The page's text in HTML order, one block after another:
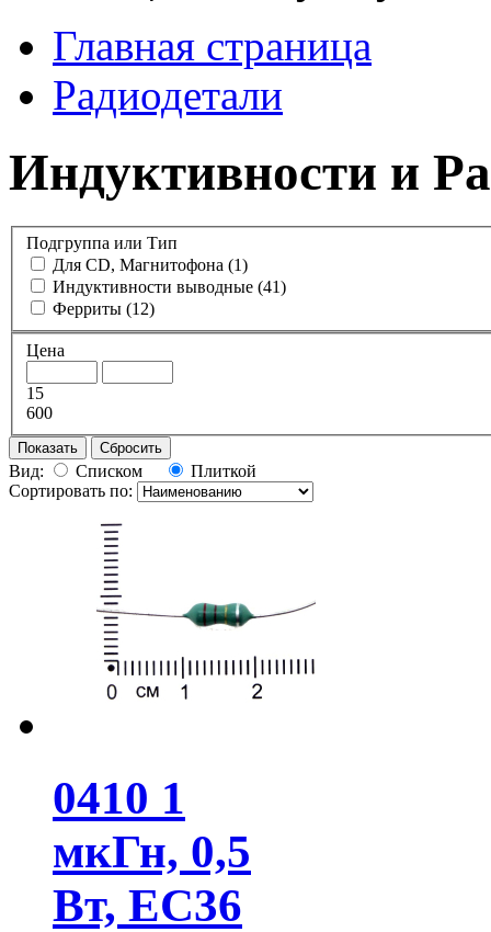
Главная страница
Радиодетали
Индуктивности и
Подгруппа или Тип
Для CD, Магнитофона (1)
Индуктивности выводные (41)
Ферриты (12)
Цена
15
600
Показать Сбросить
Вид: Списком
Плиткой
Сортировать по:
0410 1
мкГн, 0,5
Вт, EC36